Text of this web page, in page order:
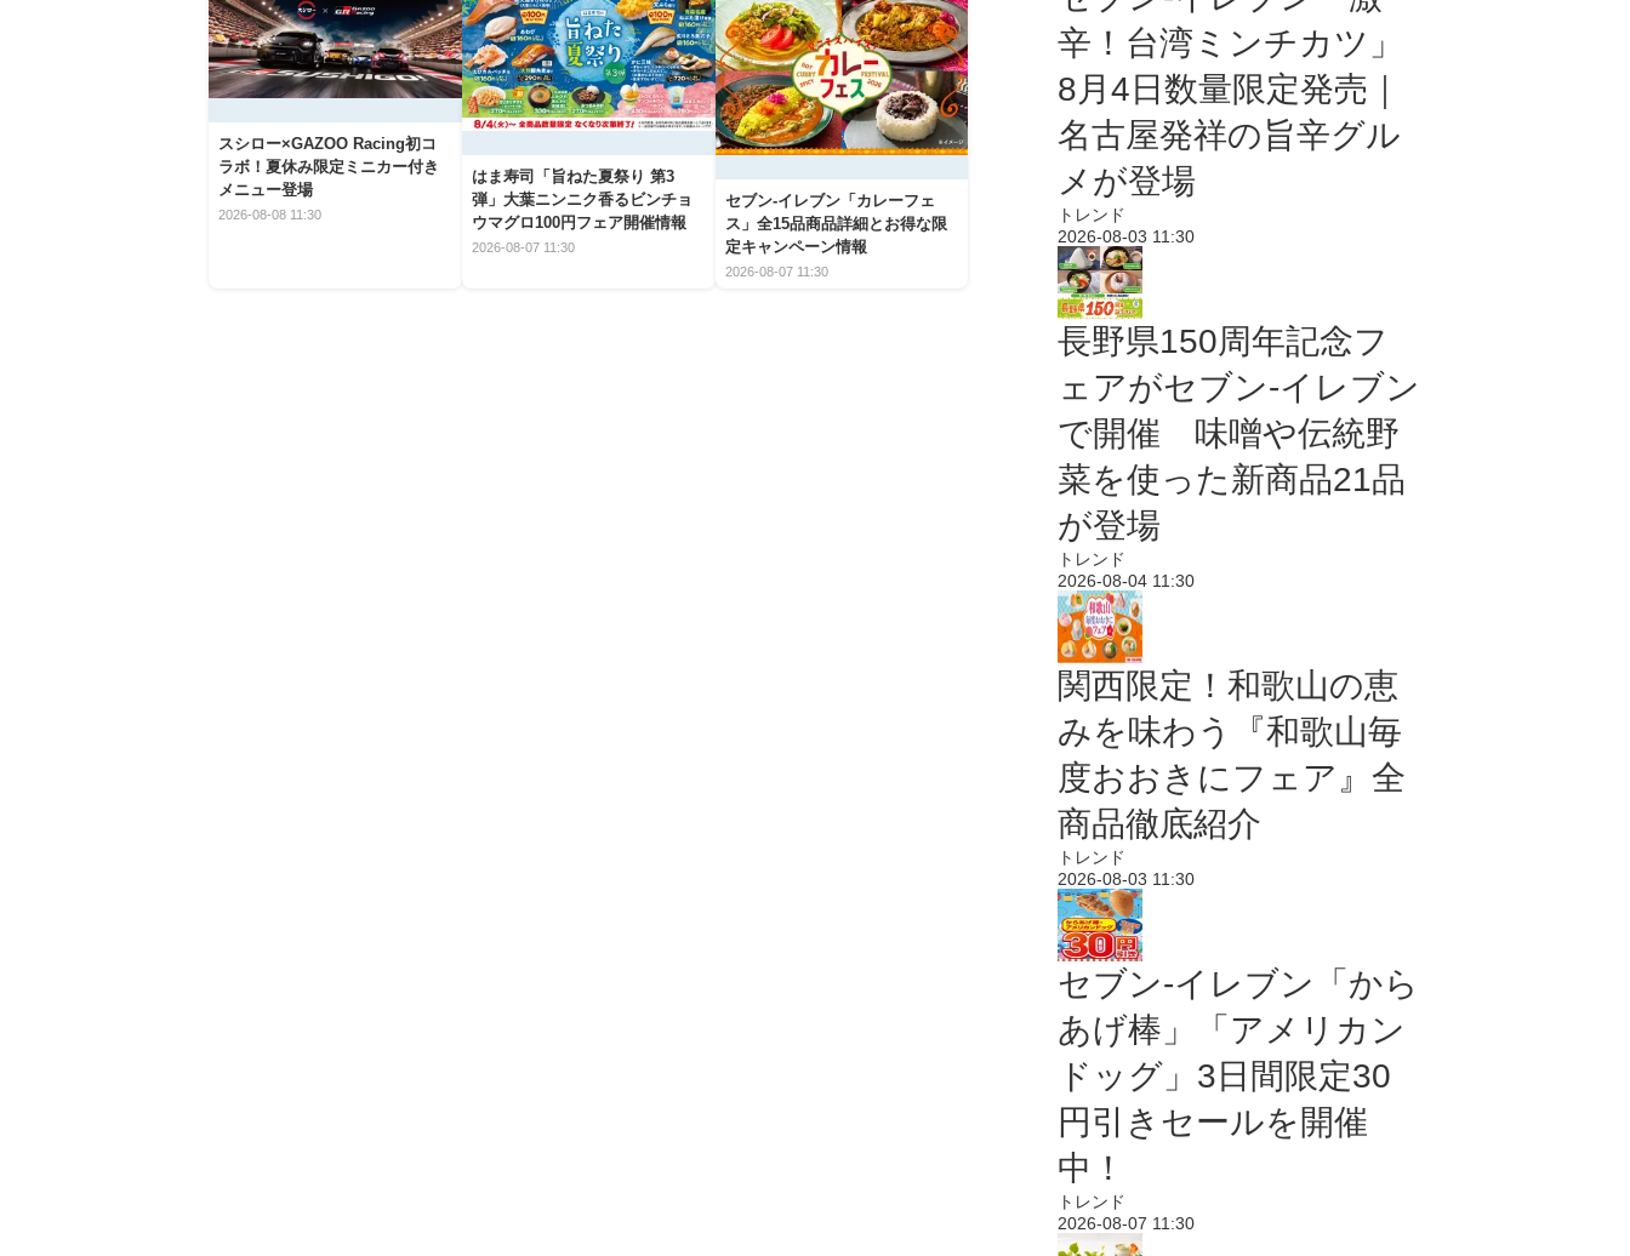
スシロー×GAZOO Racing初コ
ラボ！夏休み限定ミニカー付き
メニュー登場
2026-08-08 11:30
はま寿司「旨ねた夏祭り 第3
弾」大葉ニンニク香るビンチョ
ウマグロ100円フェア開催情報
2026-08-07 11:30
セブン‐イレブン「カレーフェ
ス」全15品商品詳細とお得な限
定キャンペーン情報
2026-08-07 11:30
辛！台湾ミンチカツ」
8月4日数量限定発売｜
名古屋発祥の旨辛グル
メが登場
トレンド
2026-08-03 11:30
長野県150周年記念フ
ェアがセブン-イレブン
で開催 味噌や伝統野
菜を使った新商品21品
が登場
トレンド
2026-08-04 11:30
関西限定！和歌山の恵
みを味わう『和歌山毎
度おおきにフェア』全
商品徹底紹介
トレンド
2026-08-03 11:30
セブン‐イレブン「から
あげ棒」「アメリカン
ドッグ」3日間限定30
円引きセールを開催
中！
トレンド
2026-08-07 11:30